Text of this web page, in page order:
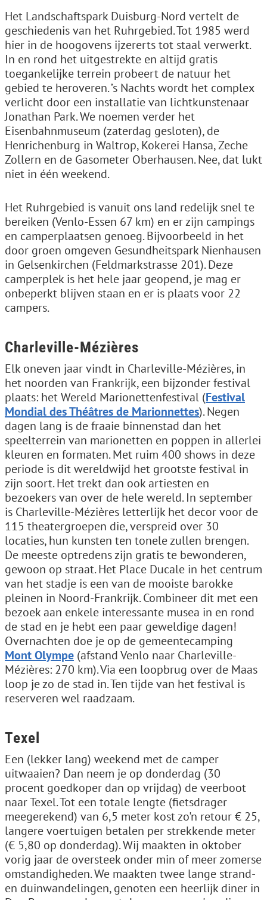
Het Landschaftspark Duisburg-Nord vertelt de
geschiedenis van het Ruhrgebied. Tot 1985 werd
hier in de hoogovens ijzererts tot staal verwerkt.
In en rond het uitgestrekte en altijd gratis
toegankelijke terrein probeert de natuur het
gebied te heroveren. ’s Nachts wordt het complex
verlicht door een installatie van lichtkunstenaar
Jonathan Park. We noemen verder het
Eisenbahnmuseum (zaterdag gesloten), de
Henrichenburg in Waltrop, Kokerei Hansa, Zeche
Zollern en de Gasometer Oberhausen. Nee, dat lukt
niet in één weekend.
Het Ruhrgebied is vanuit ons land redelijk snel te
bereiken (Venlo-Essen 67 km) en er zijn campings
en camperplaatsen genoeg. Bijvoorbeeld in het
door groen omgeven Gesundheitspark Nienhausen
in Gelsenkirchen (Feldmarkstrasse 201). Deze
camperplek is het hele jaar geopend, je mag er
onbeperkt blijven staan en er is plaats voor 22
campers.
Charleville-Mézières
Elk oneven jaar vindt in Charleville-Mézières, in
het noorden van Frankrijk, een bijzonder festival
plaats: het Wereld Marionettenfestival (Festival
Mondial des Théâtres de Marionnettes). Negen
dagen lang is de fraaie binnenstad dan het
speelterrein van marionetten en poppen in allerlei
kleuren en formaten. Met ruim 400 shows in deze
periode is dit wereldwijd het grootste festival in
zijn soort. Het trekt dan ook artiesten en
bezoekers van over de hele wereld. In september
is Charleville-Mézières letterlijk het decor voor de
115 theatergroepen die, verspreid over 30
locaties, hun kunsten ten tonele zullen brengen.
De meeste optredens zijn gratis te bewonderen,
gewoon op straat. Het Place Ducale in het centrum
van het stadje is een van de mooiste barokke
pleinen in Noord-Frankrijk. Combineer dit met een
bezoek aan enkele interessante musea in en rond
de stad en je hebt een paar geweldige dagen!
Overnachten doe je op de gemeentecamping
Mont Olympe (afstand Venlo naar Charleville-
Mézières: 270 km). Via een loopbrug over de Maas
loop je zo de stad in. Ten tijde van het festival is
reserveren wel raadzaam.
Texel
Een (lekker lang) weekend met de camper
uitwaaien? Dan neem je op donderdag (30
procent goedkoper dan op vrijdag) de veerboot
naar Texel. Tot een totale lengte (fietsdrager
meegerekend) van 6,5 meter kost zo'n retour € 25,
langere voertuigen betalen per strekkende meter
(€ 5,80 op donderdag). Wij maakten in oktober
vorig jaar de oversteek onder min of meer zomerse
omstandigheden. We maakten twee lange strand-
en duinwandelingen, genoten een heerlijk diner in